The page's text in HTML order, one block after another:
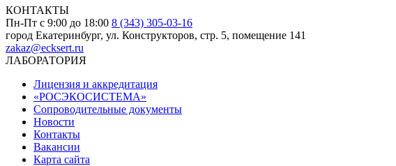
КОНТАКТЫ
Пн-Пт с 9:00 до 18:00 8 (343) 305-03-16
город Екатеринбург, ул. Конструкторов, стр. 5, помещение 141
zakaz@ecksert.ru
ЛАБОРАТОРИЯ
Лицензия и аккредитация
«РОСЭКОСИСТЕМА»
Сопроводительные документы
Новости
Контакты
Вакансии
Карта сайта